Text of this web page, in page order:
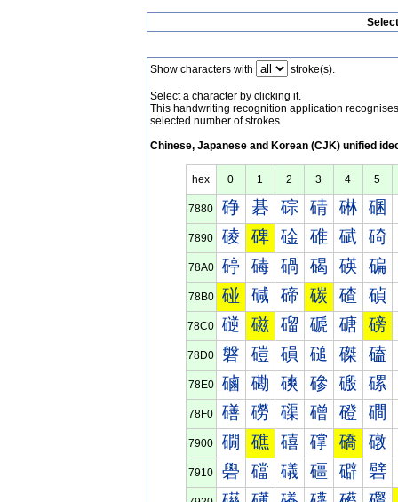
Show characters with stroke(s).
Select a character by clicking it.
This handwriting recognition application
selected number of strokes.
Chinese, Japanese and Korean (CJK) unified
hex 0 1 2 3 4 5
7880 碀 碁 碂 碃 碄 碅
7890 碐 碑 碒 碓 碔 碕
78A0 碠 碡 碢 碣 碤 碥
78B0 碰 碱 碲 碳 碴 碵
78C0 磀 磁 磂 磃 磄 磅
78D0 磐 磑 磒 磓 磔 磕
78E0 磠 磡 磢 磣 磤 磥
78F0 磰 磱 磲 磳 磴 磵
7900 礀 礁 礂 礃 礄 礅
7910 礐 礑 礒 礓 礔 礕